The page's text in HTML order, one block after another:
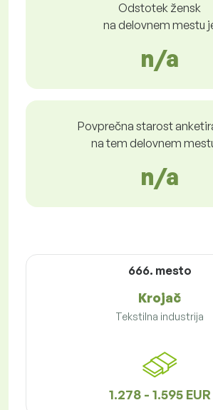
Odstotek žensk
na delovnem mestu
n/a
Povprečna starost
na tem delovnem
n/a
666. mesto
Krojač
Tekstilna industrija
1.278 - 1.595 EUR